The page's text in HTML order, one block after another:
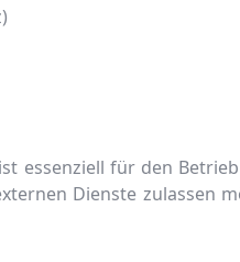
essenziell für den
Dienste zulassen